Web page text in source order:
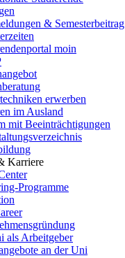
& Semesterbeitrag
moin
erwerben
im Ausland
mit Beeinträchtigungen
Karriere
Programme
als Arbeitgeber
an der Uni